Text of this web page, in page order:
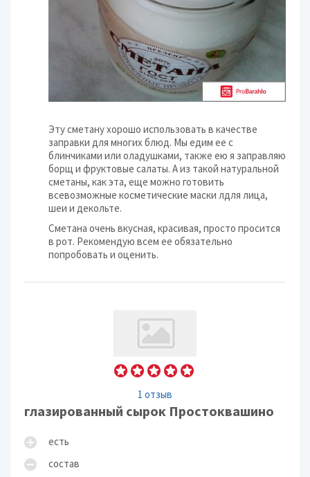
Эту сметану хорошо использовать в качестве
заправки для многих блюд. Мы едим ее с
блинчиками или оладушками, также ею я заправляю
борщ и фруктовые салаты. А из такой натуральной
сметаны, как эта, еще можно готовить
всевозможные косметические маски лдля лица,
шеи и декольте.
Сметана очень вкусная, красивая, просто просится
в рот. Рекомендую всем ее обязательно
попробовать и оценить.
1 отзыв
глазированный сырок Простоквашино
есть
состав